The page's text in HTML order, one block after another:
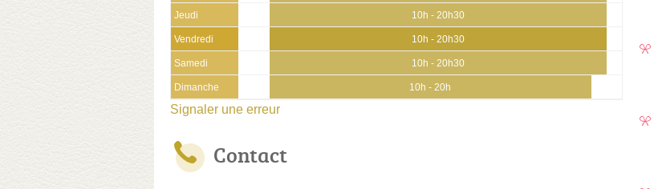
Jeudi 10h - 20h30
Vendredi 10h - 20h30
Samedi 10h - 20h30
Dimanche 10h - 20h
Signaler une erreur
Contact